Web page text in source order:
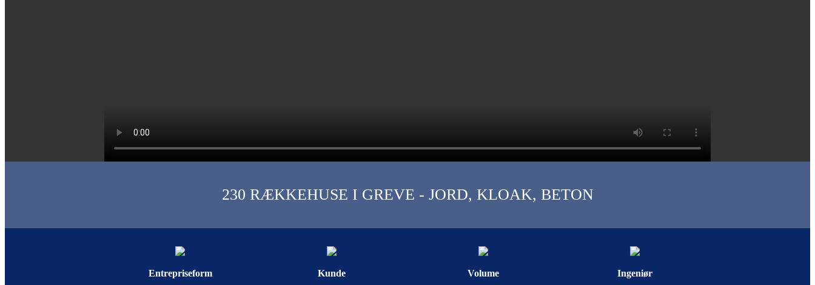
230 RÆKKEHUSE I GREVE - JORD, KLOAK, BETON
Entrepriseform Kunde Volume Ingeniør